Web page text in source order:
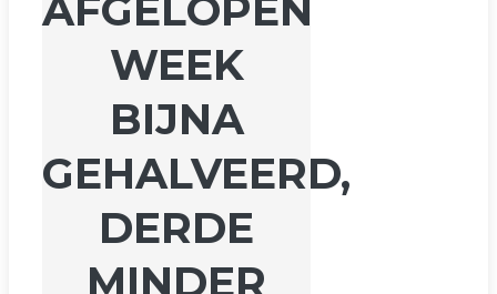
WEEK
BIJNA
GEHALVEERD,
DERDE
MINDER